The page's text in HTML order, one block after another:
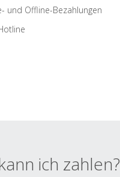
und Offline-Bezahlungen
ich zahlen?